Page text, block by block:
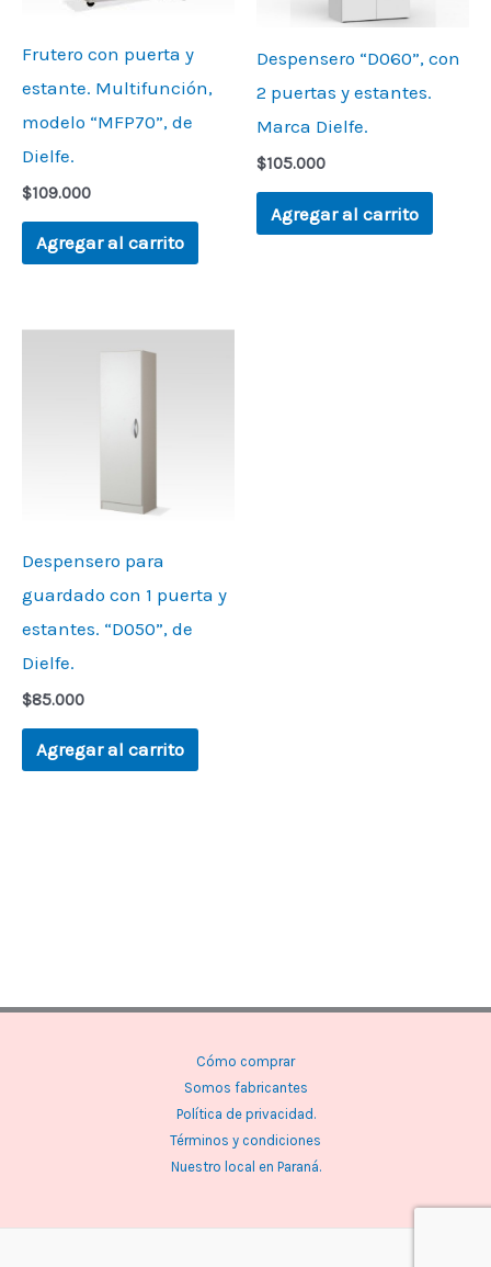
Frutero con puerta y
estante. Multifunción,
modelo “MFP70”, de
Dielfe.
$109.000
Agregar al carrito
Despensero “D060”, con
2 puertas y estantes.
Marca Dielfe.
$105.000
Agregar al carrito
Despensero para
guardado con 1 puerta y
estantes. “D050”, de
Dielfe.
$85.000
Agregar al carrito
Cómo comprar
Somos fabricantes
Política de privacidad.
Términos y condiciones
Nuestro local en Paraná.